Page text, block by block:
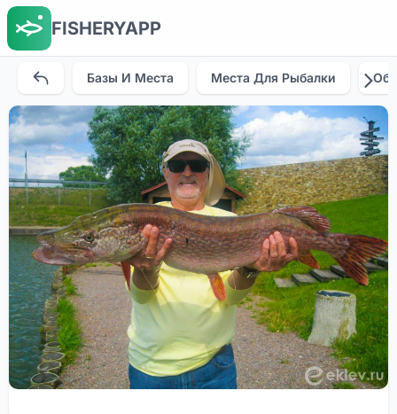
FISHERYAPP
Базы И Места Места Для Рыбалки